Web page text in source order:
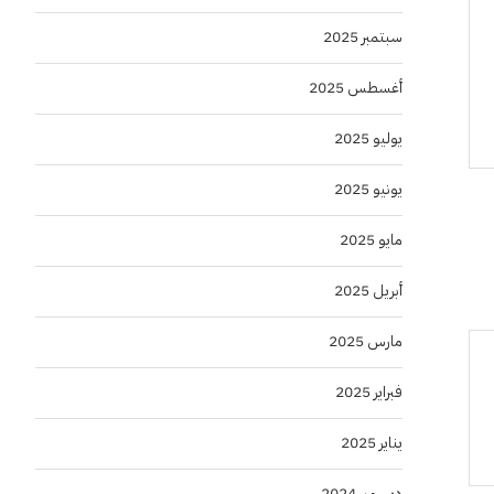
سبتمبر 2025
أغسطس 2025
يوليو 2025
يونيو 2025
مايو 2025
أبريل 2025
مارس 2025
فبراير 2025
يناير 2025